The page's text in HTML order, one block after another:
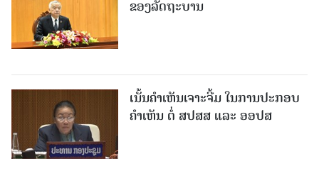
ຂອງລັດຖະບານ
ເນັ້ນຄໍາເຫັນເຈາະຈີ້ມ ໃນການປະກອບ
ຄໍາເຫັນ ຕໍ່ ສປສສ ແລະ ອອປສ